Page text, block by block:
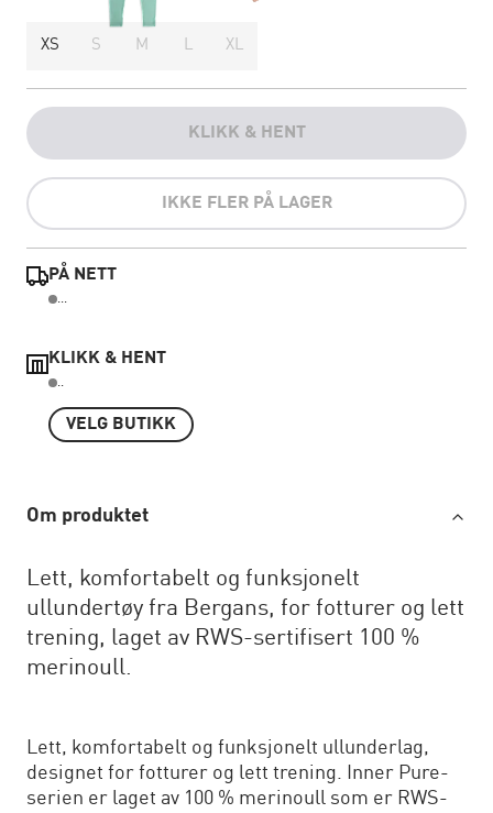
XS S M L XL
KLIKK & HENT
IKKE FLER PÅ LAGER
PÅ NETT
...
KLIKK & HENT
..
VELG BUTIKK
Om produktet
Lett, komfortabelt og funksjonelt
ullundertøy fra Bergans, for fotturer og lett
trening, laget av RWS-sertifisert 100 %
merinoull.
Lett, komfortabelt og funksjonelt ullunderlag,
designet for fotturer og lett trening. Inner Pure-
serien er laget av 100 % merinoull som er RWS-